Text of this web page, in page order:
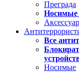
Преграда
Носимые
Все
Носимые